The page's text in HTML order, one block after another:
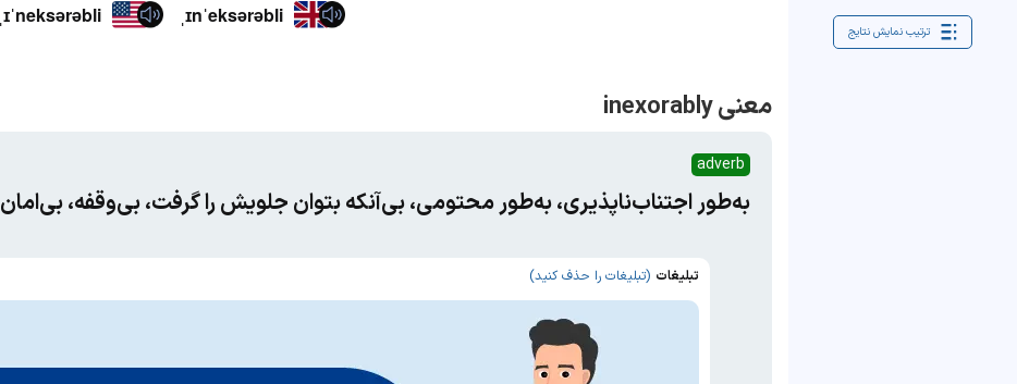
ترتیب نمایش نتایج
ˌɪˈneksərəbli ˌɪnˈeksərəbli
معنی inexorably
adverb
به‌طور اجتناب‌ناپذیری، به‌طور محتومی، بی‌آنکه بتوان جلویش را گرفت، بی‌وقفه، بی‌امان
تبلیغات (تبلیغات را حذف کنید)